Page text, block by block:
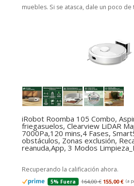
muebles. Si se atasca, dale un poco de
iRobot Roomba 105 Combo,
friegasuelos, Clearview LiDAR
7000Pa,120 mins,4 Fases,
obstáculos, Zonas exclusión,
reanuda,App, 3 Modos
Recuperando la calificación ahora.
5% Fuera 164,00 € 155,00 € (a